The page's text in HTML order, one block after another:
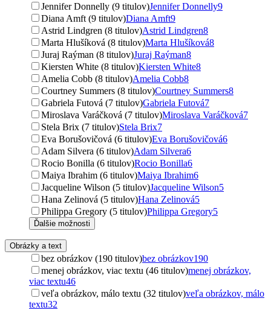
Jennifer Donnelly (9 titulov)Jennifer Donnelly9
Diana Amft (9 titulov)Diana Amft9
Astrid Lindgren (8 titulov)Astrid Lindgren8
Marta Hlušíková (8 titulov)Marta Hlušíková8
Juraj Raýman (8 titulov)Juraj Raýman8
Kiersten White (8 titulov)Kiersten White8
Amelia Cobb (8 titulov)Amelia Cobb8
Courtney Summers (8 titulov)Courtney Summers8
Gabriela Futová (7 titulov)Gabriela Futová7
Miroslava Varáčková (7 titulov)Miroslava Varáčková7
Stela Brix (7 titulov)Stela Brix7
Eva Borušovičová (6 titulov)Eva Borušovičová6
Adam Silvera (6 titulov)Adam Silvera6
Rocio Bonilla (6 titulov)Rocio Bonilla6
Maiya Ibrahim (6 titulov)Maiya Ibrahim6
Jacqueline Wilson (5 titulov)Jacqueline Wilson5
Hana Zelinová (5 titulov)Hana Zelinová5
Philippa Gregory (5 titulov)Philippa Gregory5
Ďalšie možnosti
Obrázky a text
bez obrázkov (190 titulov)bez obrázkov190
menej obrázkov, viac textu (46 titulov)menej obrázkov,
viac textu46
veľa obrázkov, málo textu (32 titulov)veľa obrázkov, málo
textu32